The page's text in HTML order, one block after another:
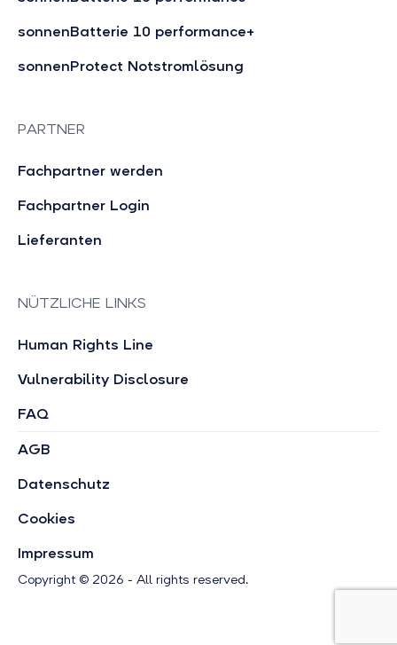
sonnenBatterie 10 performance+
sonnenProtect Notstromlösung
PARTNER
Fachpartner werden
Fachpartner Login
Lieferanten
NÜTZLICHE LINKS
Human Rights Line
Vulnerability Disclosure
FAQ
Copyright © 2026 - All rights reserved.
AGB
Datenschutz
Cookies
Impressum